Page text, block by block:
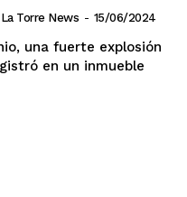
Torre News - 15/06/2024
una fuerte explosión
en un inmueble